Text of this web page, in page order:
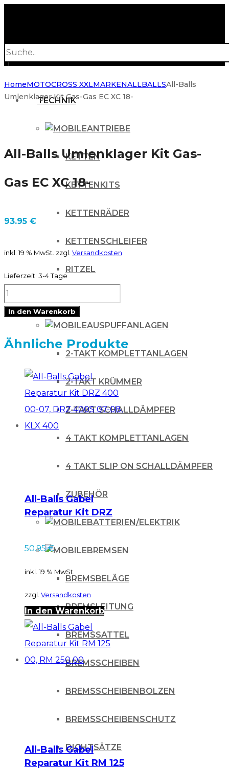
search
TECHNIK
ANTRIEBE
KETTEN
KETTENKITS
KETTENRÄDER
KETTENSCHLEIFER
RITZEL
AUSPUFFANLAGEN
2-TAKT KOMPLETTANLAGEN
2-TAKT KRÜMMER
2-TAKT SCHALLDÄMPFER
4 TAKT KOMPLETTANLAGEN
4 TAKT SLIP ON SCHALLDÄMPFER
ZUBEHÖR
BATTERIEN/ELEKTRIK
BREMSEN
BREMSBELÄGE
BREMSLEITUNG
BREMSSATTEL
BREMSSCHEIBEN
BREMSSCHEIBENBOLZEN
BREMSSCHEIBENSCHUTZ
DICHTSÄTZE
HomeMOTOCROSS XXLMARKENALLBALLSAll-Balls
Umlenklager Kit Gas-Gas EC XC 18-
All-Balls Umlenklager Kit Gas-
Gas EC XC 18-
93.95 €
inkl. 19 % MwSt. zzgl. Versandkosten
Lieferzeit: 3-4 Tage
All-
Balls
Umlenklager
Kit
In den Warenkorb
Ähnliche Produkte
All-Balls Gabel
Reparatur Kit DRZ
400 00-07, DRZ
400
50.95€
inkl. 19 % MwSt.
zzgl. Versandkosten
In den Warenkorb
All-Balls Gabel
Reparatur Kit RM 125